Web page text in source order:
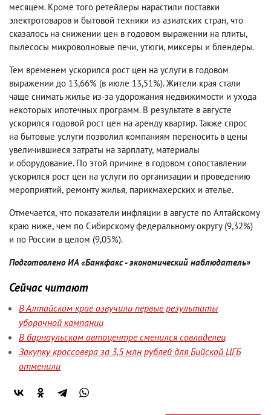
месяцем. Кроме того ретейлеры нарастили поставки
электротоваров и бытовой техники из азиатских стран, что
сказалось на снижении цен в годовом выражении на плиты,
пылесосы микроволновые печи, утюги, миксеры и блендеры.
Тем временем ускорился рост цен на услуги в годовом
выражении до 13,66% (в июле 13,51%). Жители края стали
чаще снимать жилье из-за удорожания недвижимости и ухода
некоторых ипотечных программ. В результате в августе
ускорился годовой рост цен на аренду квартир. Также спрос
на бытовые услуги позволил компаниям переносить в цены
увеличившиеся затраты на зарплату, материалы
и оборудование. По этой причине в годовом сопоставлении
ускорился рост цен на услуги по организации и проведению
мероприятий, ремонту жилья, парикмахерских и ателье.
Отмечается, что показатели инфляции в августе по Алтайскому
краю ниже, чем по Сибирскому федеральному округу (9,32%)
и по России в целом (9,05%).
Подготовлено ИА «Банкфакс - экономический наблюдатель»
Сейчас читают
В Алтайском крае озвучили первые результаты
уборочной кампании
В барнаульском автоцентре сменился совладелец
Закупку кроссовера за 3,5 млн рублей для Бийской ЦГБ
отменили